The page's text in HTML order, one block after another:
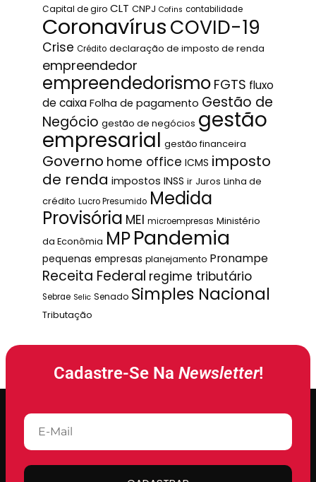
Capital de giro CLT CNPJ Cofins contabilidade
CoronavírusCOVID-19
Crise Crédito declaração de imposto de renda
empreendedor
empreendedorismo FGTS fluxo
de caixa Folha de pagamento Gestão de
Negócio gestão de negócios gestão
empresarial gestão financeira
Governo home office ICMS imposto
de renda impostos INSS ir Juros Linha de
crédito Lucro Presumido Medida
Provisória MEI microempresas Ministério
da Econômia MPPandemia
pequenas empresas planejamento Pronampe
Receita Federal regime tributário
Sebrae Selic Senado Simples Nacional
Tributação
Cadastre-Se Na Newsletter!